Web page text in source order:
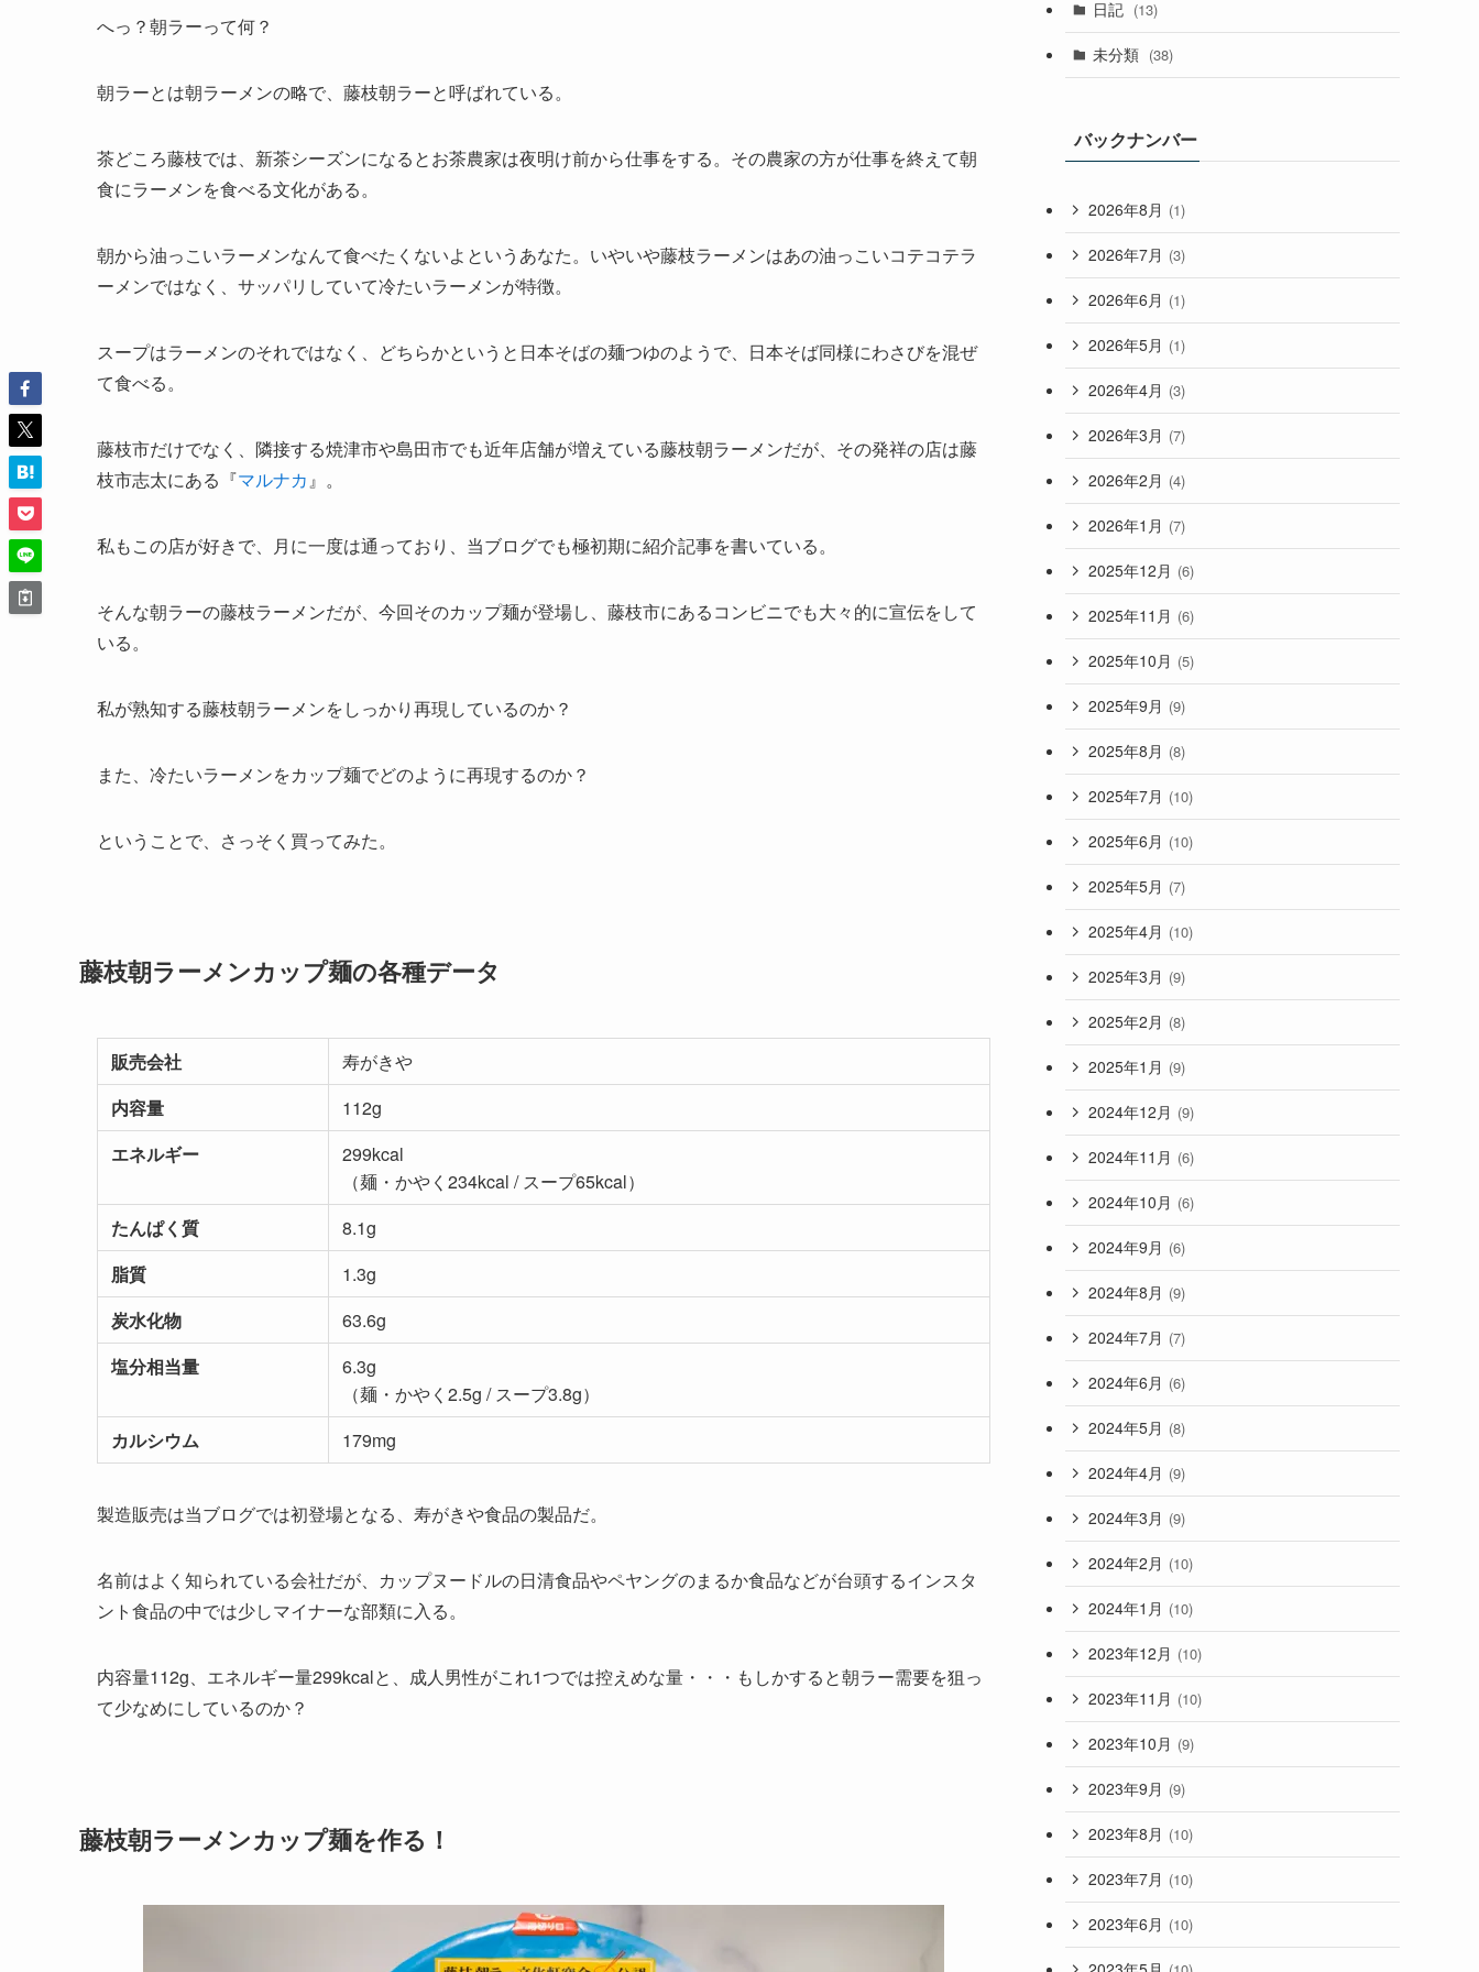
へっ？朝ラーって何？
朝ラーとは朝ラーメンの略で、藤枝朝ラーと呼ばれている。
茶どころ藤枝では、新茶シーズンになるとお茶農家は夜明け前から仕事をする。その農家の方が仕事を終えて朝
食にラーメンを食べる文化がある。
朝から油っこいラーメンなんて食べたくないよというあなた。いやいや藤枝ラーメンはあの油っこいコテコテラ
ーメンではなく、サッパリしていて冷たいラーメンが特徴。
スープはラーメンのそれではなく、どちらかというと日本そばの麺つゆのようで、日本そば同様にわさびを混ぜ
て食べる。
藤枝市だけでなく、隣接する焼津市や島田市でも近年店舗が増えている藤枝朝ラーメンだが、その発祥の店は藤
枝市志太にある『マルナカ』。
私もこの店が好きで、月に一度は通っており、当ブログでも極初期に紹介記事を書いている。
そんな朝ラーの藤枝ラーメンだが、今回そのカップ麺が登場し、藤枝市にあるコンビニでも大々的に宣伝をして
いる。
私が熟知する藤枝朝ラーメンをしっかり再現しているのか？
また、冷たいラーメンをカップ麺でどのように再現するのか？
ということで、さっそく買ってみた。
藤枝朝ラーメンカップ麺の各種データ
販売会社
寿がきや
内容量
112g
エネルギー
299kcal
（麺・かやく234kcal / スープ65kcal）
たんぱく質
8.1g
脂質
1.3g
炭水化物
63.6g
塩分相当量
6.3g
（麺・かやく2.5g / スープ3.8g）
カルシウム
179mg
製造販売は当ブログでは初登場となる、寿がきや食品の製品だ。
名前はよく知られている会社だが、カップヌードルの日清食品やペヤングのまるか食品などが台頭するインスタ
ント食品の中では少しマイナーな部類に入る。
内容量112g、エネルギー量299kcalと、成人男性がこれ1つでは控えめな量・・・もしかすると朝ラー需要を狙っ
て少なめにしているのか？
藤枝朝ラーメンカップ麺を作る！
日記 (13)
未分類 (38)
バックナンバー
2026年8月 (1)
2026年7月 (3)
2026年6月 (1)
2026年5月 (1)
2026年4月 (3)
2026年3月 (7)
2026年2月 (4)
2026年1月 (7)
2025年12月 (6)
2025年11月 (6)
2025年10月 (5)
2025年9月 (9)
2025年8月 (8)
2025年7月 (10)
2025年6月 (10)
2025年5月 (7)
2025年4月 (10)
2025年3月 (9)
2025年2月 (8)
2025年1月 (9)
2024年12月 (9)
2024年11月 (6)
2024年10月 (6)
2024年9月 (6)
2024年8月 (9)
2024年7月 (7)
2024年6月 (6)
2024年5月 (8)
2024年4月 (9)
2024年3月 (9)
2024年2月 (10)
2024年1月 (10)
2023年12月 (10)
2023年11月 (10)
2023年10月 (9)
2023年9月 (9)
2023年8月 (10)
2023年7月 (10)
2023年6月 (10)